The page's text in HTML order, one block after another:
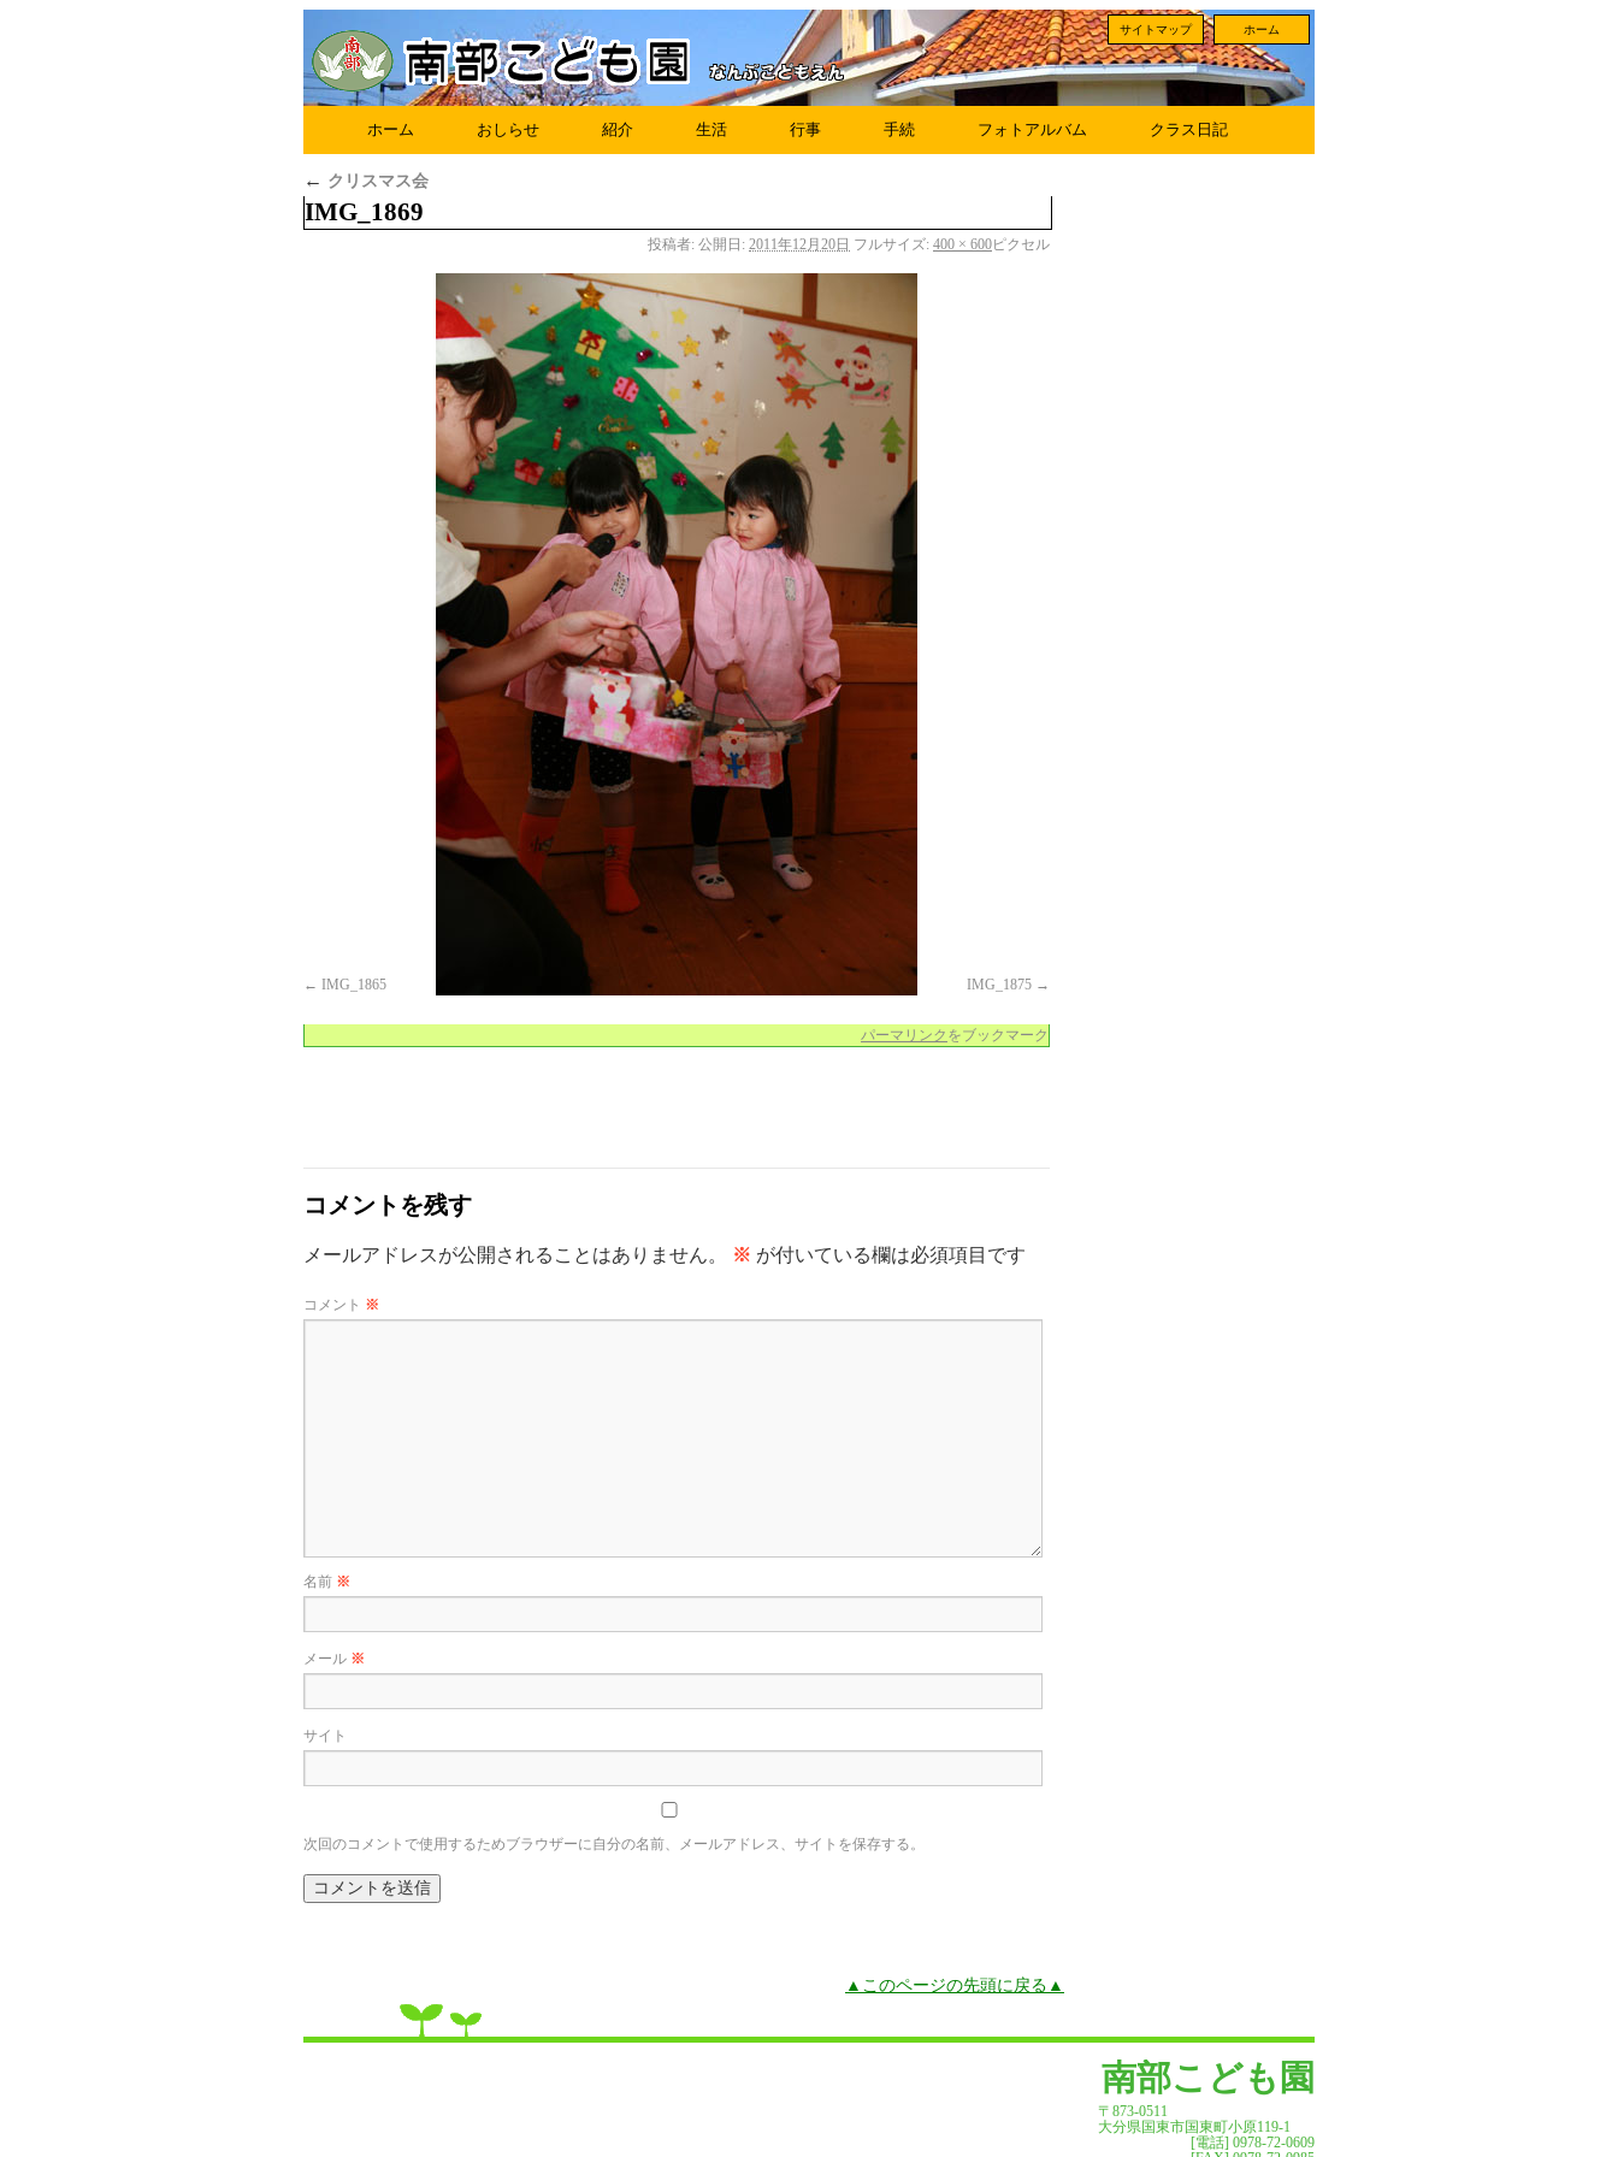
ホーム
サイトマップ
ホーム おしらせ 紹介 生活 行事 手続 フォトアルバム クラス日記
← クリスマス会
IMG_1869
投稿者: 公開日: 2011年12月20日 フルサイズ: 400 × 600ピクセル
IMG_1865 IMG_1875
パーマリンク をブックマーク
コメントを残す
メールアドレスが公開されることはありません。 ※ が付いている欄は必須項目です
コメント ※
名前 ※
メール ※
サイト
次回のコメントで使用するためブラウザーに自分の名前、メールアドレス、サイトを保存する。
▲このページの先頭に戻る▲
南部こども園
〒873-0511
大分県国東市国東町小原119-1
[電話] 0978-72-0609